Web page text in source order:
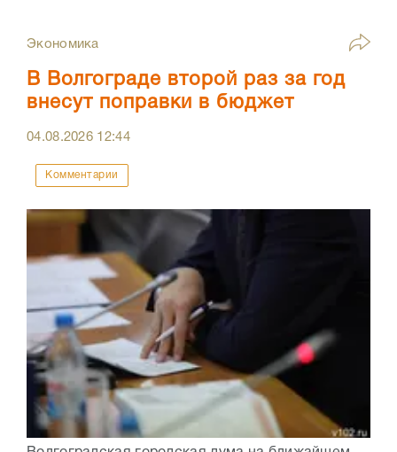
Экономика
В Волгограде второй раз за год
внесут поправки в бюджет
04.08.2026 12:44
Комментарии